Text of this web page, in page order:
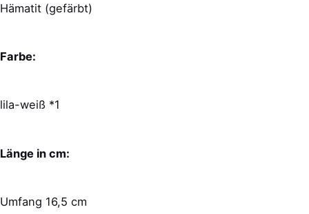
Hämatit (gefärbt)
Farbe:
lila-weiß *1
Länge in cm:
Umfang 16,5 cm